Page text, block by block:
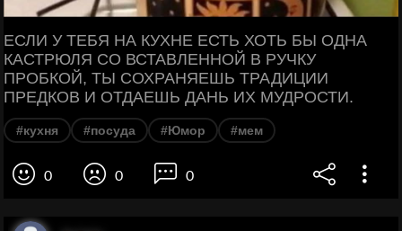
ЕСЛИ У ТЕБЯ НА КУХНЕ ЕСТЬ ХОТЬ БЫ ОДНА
КАСТРЮЛЯ СО ВСТАВЛЕННОЙ В РУЧКУ
ПРОБКОЙ, ТЫ СОХРАНЯЕШЬ ТРАДИЦИИ
ПРЕДКОВ И ОТДАЕШЬ ДАНЬ ИХ МУДРОСТИ.
#кухня #посуда #Юмор #мем
0 0 0